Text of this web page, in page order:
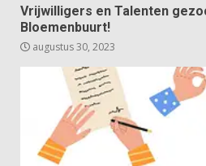
Vrijwilligers en Talenten
Bloemenbuurt!
augustus 30, 2023